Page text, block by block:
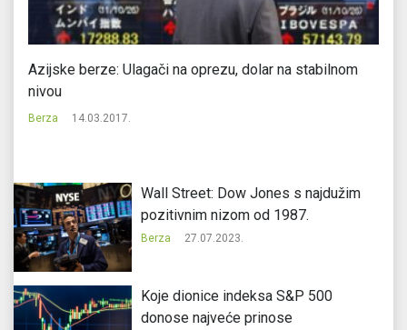
Azijske berze: Ulagači na oprezu, dolar na stabilnom
nivou
Berza 14.03.2017.
Wall Street: Dow Jones s najdužim
pozitivnim nizom od 1987.
Berza 27.07.2023.
Koje dionice indeksa S&P 500
donose najveće prinose